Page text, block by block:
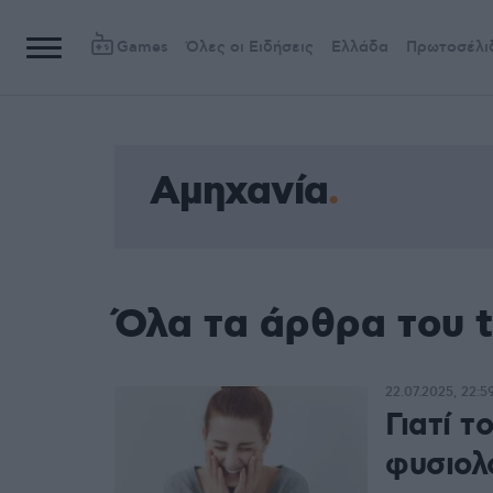
Games Όλες οι Ειδήσεις Ελλάδα
Αμηχανία
Όλα τα άρθρα του
Γιατί
22.07.2025, 22:59